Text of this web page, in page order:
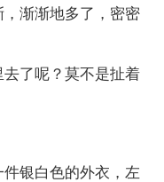
渐渐地多了，密密
了呢？莫不是扯着
银白色的外衣，左